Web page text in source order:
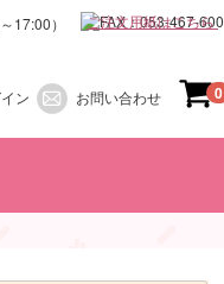
0
ご注文用紙はこちら
ン お問い合わせ